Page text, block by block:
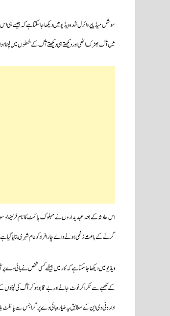
سوشل میڈیا پر وائرل شدہ ویڈیو میں دیکھا جاسکتاہےکہ جیسے ہی
میں آگ بھڑک اٹھی اور دیکھتے ہی دیکھتے آگ کے شعلوں میں لپٹا
اس حادثہ کے بعد عہدیداروں نے مہلوک پائلٹ کا نام فرنینڈو
گرنے کے باعث زخمی ہونے والے چار افراد کو عام شہری بتایا
ویڈیو میں دیکھا جاسکتاہے کہ کار میں بیٹھے کسی شخص نے
ادارہ ٹی وی این کے مطابق یہ طیارہ ہائی وے پر گرا جس سے